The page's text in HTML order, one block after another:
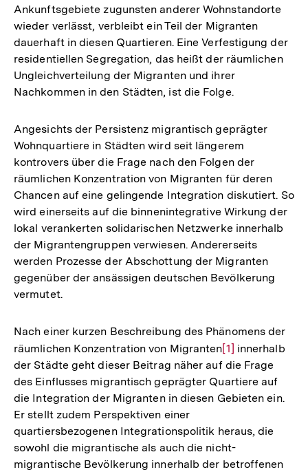
Ankunftsgebiete zugunsten anderer Wohnstandorte
wieder verlässt, verbleibt ein Teil der Migranten
dauerhaft in diesen Quartieren. Eine Verfestigung der
residentiellen Segregation, das heißt der räumlichen
Ungleichverteilung der Migranten und ihrer
Nachkommen in den Städten, ist die Folge.
Angesichts der Persistenz migrantisch geprägter
Wohnquartiere in Städten wird seit längerem
kontrovers über die Frage nach den Folgen der
räumlichen Konzentration von Migranten für deren
Chancen auf eine gelingende Integration diskutiert. So
wird einerseits auf die binnenintegrative Wirkung der
lokal verankerten solidarischen Netzwerke innerhalb
der Migrantengruppen verwiesen. Andererseits
werden Prozesse der Abschottung der Migranten
gegenüber der ansässigen deutschen Bevölkerung
vermutet.
Nach einer kurzen Beschreibung des Phänomens der
räumlichen Konzentration von MigrantenZur
Auflösung
der
Fußnote
[1] innerhalb
der Städte geht dieser Beitrag näher auf die Frage
des Einflusses migrantisch geprägter Quartiere auf
die Integration der Migranten in diesen Gebieten ein.
Er stellt zudem Perspektiven einer
quartiersbezogenen Integrationspolitik heraus, die
sowohl die migrantische als auch die nicht-
migrantische Bevölkerung innerhalb der betroffenen